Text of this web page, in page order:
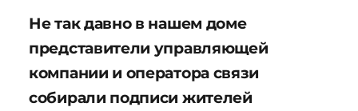
Не так давно в нашем доме
представители управляющей
компании и оператора связи
собирали подписи жителей